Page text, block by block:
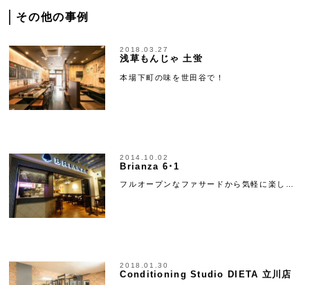
その他の事例
2018.03.27
浅草もんじゃ 土蛍
本場下町の味を世田谷で！
2014.10.02
Brianza 6･1
フルオープンなファサードから気軽に楽し…
2018.01.30
Conditioning Studio DIETA 立川店